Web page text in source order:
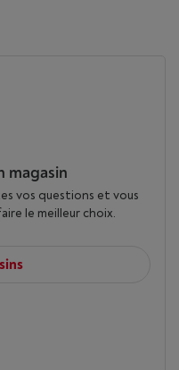
magasin
vos questions et vous
le meilleur choix.